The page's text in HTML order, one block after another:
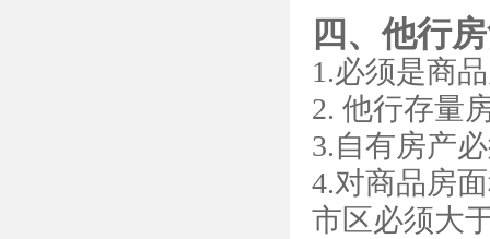
四、他行
1.必须是商
2. 他行存量
3.自有房产
4.对商品房
市区必须大